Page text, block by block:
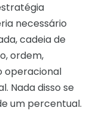
necessário
cadeia de
ordem,
operacional
Nada disso se
um percentual.